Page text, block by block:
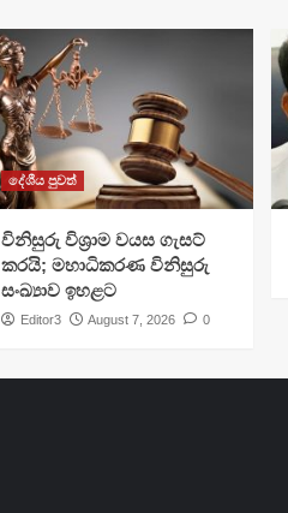
දේශීය පුවත්
විනිසුරු විශ්‍රාම වයස ගැසට්
කරයි; මහාධිකරණ විනිසුරු
සංඛ්‍යාව ඉහළට
Editor3 August 7, 2026 0